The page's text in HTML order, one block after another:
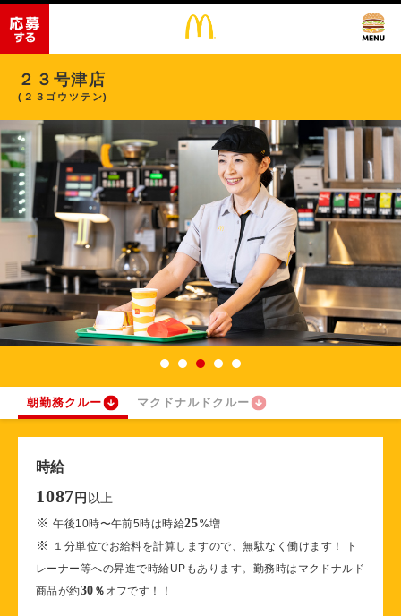
２３号津店
(２３ゴウツテン)
朝勤務クルー マクドナルドクルー
時給
1087 円 以上
※午後10時〜午前5時は時給25%増
※
１分単位でお給料を計算しますので、無駄なく働けます！ ト
レーナー等への昇進で時給UPもあります。勤務時はマクドナルド
商品が約30 ％ オフです！！